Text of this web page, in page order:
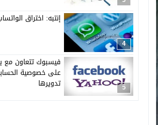
4
إنتبه: اختراق
5
فيسبوك تتعاون مع
على خصوصية
تدويرها